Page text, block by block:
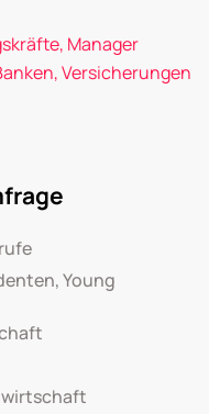
Manager
Versicherungen
Young